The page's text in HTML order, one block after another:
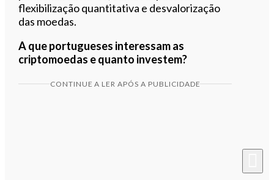
flexibilização quantitativa e desvalorização
das moedas.
A que portugueses interessam as
criptomoedas e quanto investem?
CONTINUE A LER APÓS A PUBLICIDADE